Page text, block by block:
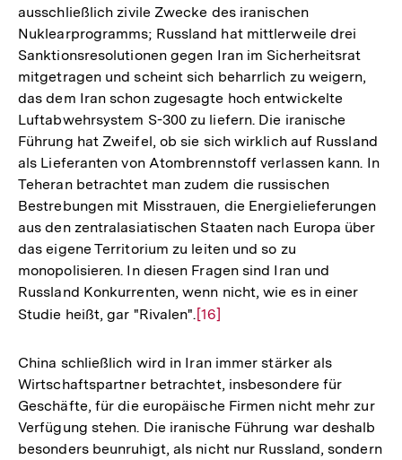
ausschließlich zivile Zwecke des iranischen
Nuklearprogramms; Russland hat mittlerweile drei
Sanktionsresolutionen gegen Iran im Sicherheitsrat
mitgetragen und scheint sich beharrlich zu weigern,
das dem Iran schon zugesagte hoch entwickelte
Luftabwehrsystem S-300 zu liefern. Die iranische
Führung hat Zweifel, ob sie sich wirklich auf Russland
als Lieferanten von Atombrennstoff verlassen kann. In
Teheran betrachtet man zudem die russischen
Bestrebungen mit Misstrauen, die Energielieferungen
aus den zentralasiatischen Staaten nach Europa über
das eigene Territorium zu leiten und so zu
monopolisieren. In diesen Fragen sind Iran und
Russland Konkurrenten, wenn nicht, wie es in einer
Studie heißt, gar "Rivalen". Zur
der
Fußnote
[16]
China schließlich wird in Iran immer stärker als
Wirtschaftspartner betrachtet, insbesondere für
Geschäfte, für die europäische Firmen nicht mehr zur
Verfügung stehen. Die iranische Führung war deshalb
besonders beunruhigt, als nicht nur Russland, sondern